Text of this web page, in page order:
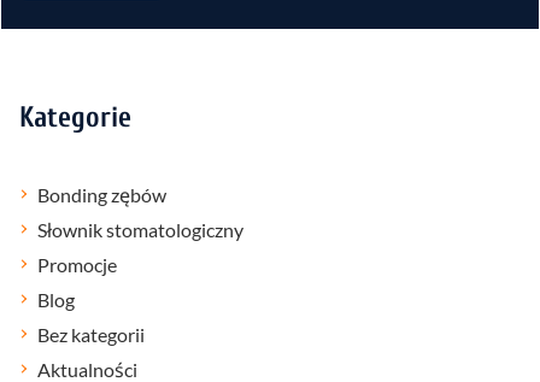
Kategorie
Bonding zębów
Słownik stomatologiczny
Promocje
Blog
Bez kategorii
Aktualności